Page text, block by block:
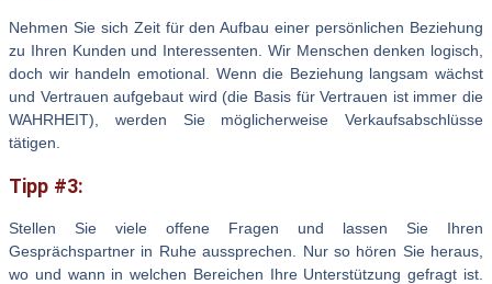
Nehmen Sie sich Zeit für den Aufbau einer persönlichen Beziehung
zu Ihren Kunden und Interessenten. Wir Menschen denken logisch,
doch wir handeln emotional. Wenn die Beziehung langsam wächst
und Vertrauen aufgebaut wird (die Basis für Vertrauen ist immer die
WAHRHEIT), werden Sie möglicherweise Verkaufsabschlüsse
tätigen.
Tipp #3:
Stellen Sie viele offene Fragen und lassen Sie Ihren
Gesprächspartner in Ruhe aussprechen. Nur so hören Sie heraus,
wo und wann in welchen Bereichen Ihre Unterstützung gefragt ist.